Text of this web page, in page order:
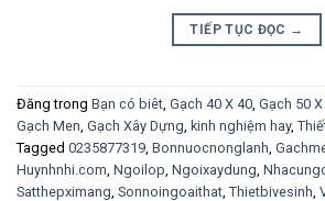
TIẾP TỤC ĐỌC →
Đăng trong Bạn có biêt Gạch 40 X 40 Gạch 50
Gạch Men Gạch Xây Dựng kinh nghiệm hay,
Tagged 0235877319 Bonnuocnonglanh
Huynhnhi.com Ngoilop Ngoixaydung
Satthepximang Sonnoingoaithat Thietbivesinh